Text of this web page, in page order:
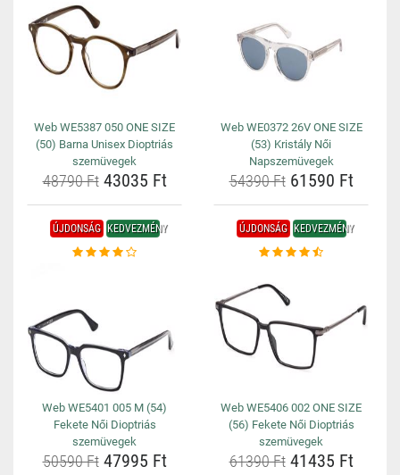
Web WE5387 050 ONE SIZE
(50) Barna Unisex Dioptriás
szemüvegek
48790 Ft43035 Ft
Web WE0372 26V ONE SIZE
(53) Kristály Női
Napszemüvegek
54390 Ft61590 Ft
ÚJDONSÁG KEDVEZMÉNY
Web WE5401 005 M (54)
Fekete Női Dioptriás
szemüvegek
50590 Ft47995 Ft
ÚJDONSÁG KEDVEZMÉNY
Web WE5406 002 ONE SIZE
(56) Fekete Női Dioptriás
szemüvegek
61390 Ft41435 Ft